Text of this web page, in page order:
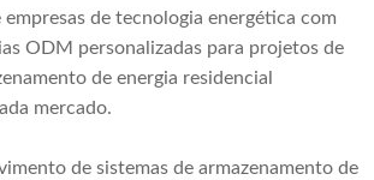
empresas de tecnologia energética com
ODM personalizadas para projetos de
de energia residencial
mercado.
de sistemas de armazenamento de